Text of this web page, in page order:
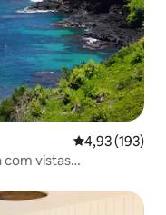
4,93 de uma
4,93 (193)
vistas